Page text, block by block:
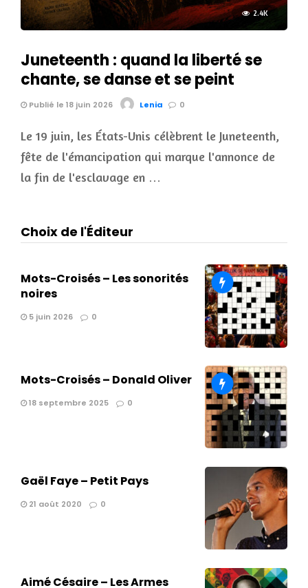
2.4K
Juneteenth : quand la liberté se
chante, se danse et se peint
Publié le 18 juin 2026 Lenia 0
Le 19 juin, les États-Unis célèbrent le Juneteenth,
fête de l'émancipation qui marque l'annonce de
la fin de l'esclavage en …
Choix de l'Éditeur
Mots-Croisés – Les sonorités
noires
5 juin 2026 0
Mots-Croisés – Donald Oliver
18 septembre 2025 0
Gaël Faye – Petit Pays
21 août 2020 0
Aimé Césaire – Les Armes